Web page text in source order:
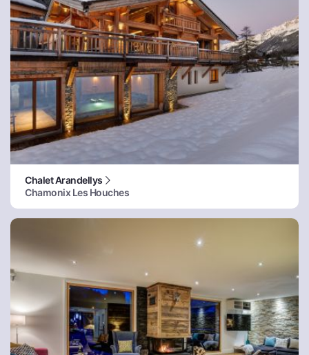
Chalet Arandellys
Chamonix Les Houches